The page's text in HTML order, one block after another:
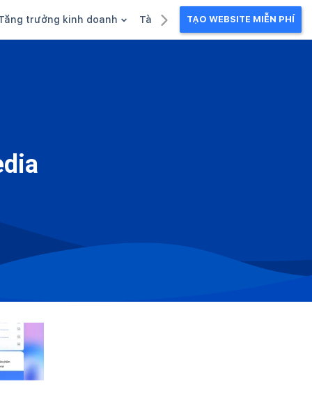
trưởng kinh doanh Tài liệu kinh doanhTẠO WEBSITE MIỄN PHÍ